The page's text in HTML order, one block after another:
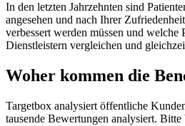
In den letzten Jahrzehnten sind
angesehen und nach Ihrer
verbessert werden müssen und
Dienstleistern vergleichen und
Woher kommen die
Targetbox analysiert öffentliche
tausende Bewertungen analysiert.